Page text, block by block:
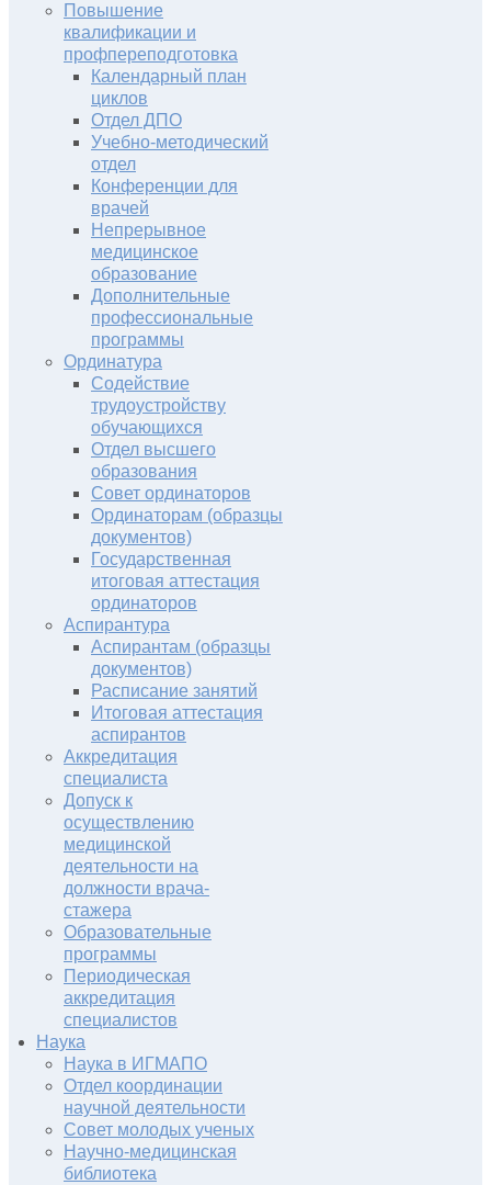
Повышение
квалификации и
профпереподготовка
Календарный план
циклов
Отдел ДПО
Учебно-методический
отдел
Конференции для
врачей
Непрерывное
медицинское
образование
Дополнительные
профессиональные
программы
Ординатура
Содействие
трудоустройству
обучающихся
Отдел высшего
образования
Совет ординаторов
Ординаторам (образцы
документов)
Государственная
итоговая аттестация
ординаторов
Аспирантура
Аспирантам (образцы
документов)
Расписание занятий
Итоговая аттестация
аспирантов
Аккредитация
специалиста
Допуск к
осуществлению
медицинской
деятельности на
должности врача-
стажера
Образовательные
программы
Периодическая
аккредитация
специалистов
Наука
Наука в ИГМАПО
Отдел координации
научной деятельности
Совет молодых ученых
Научно-медицинская
библиотека